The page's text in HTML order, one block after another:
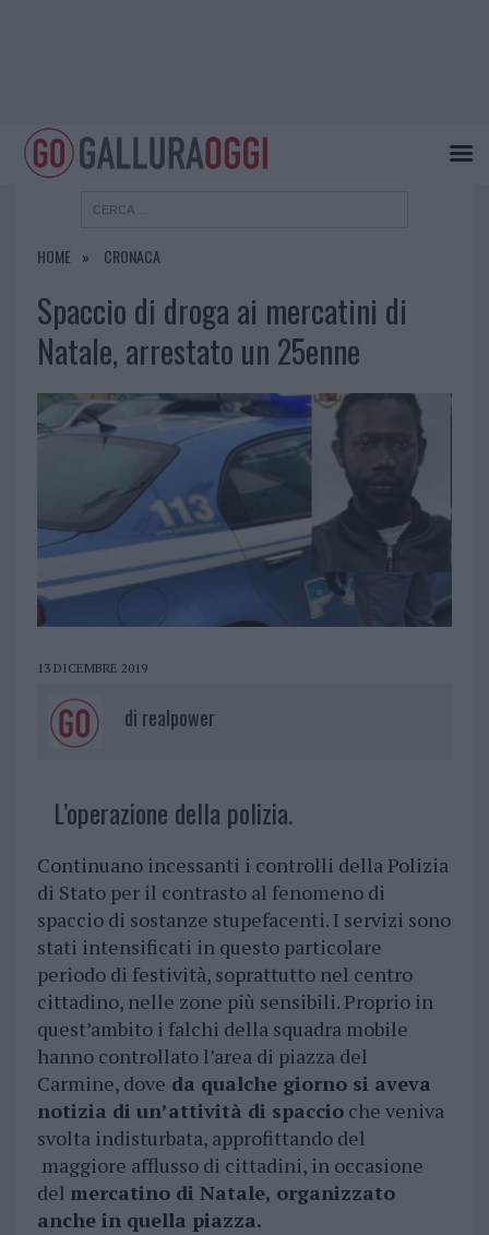
HOME CRONACA
Spaccio di droga ai mercatini di
Natale, arrestato un 25enne
13 DICEMBRE 2019
di realpower
L’operazione della polizia.
Continuano incessanti i controlli della Polizia
di Stato per il contrasto al fenomeno di
spaccio di sostanze stupefacenti. I servizi sono
stati intensificati in questo particolare
periodo di festività, soprattutto nel centro
cittadino, nelle zone più sensibili. Proprio in
quest’ambito i falchi della squadra mobile
hanno controllato l’area di piazza del
Carmine, dove da qualche giorno si aveva
notizia di un’attività di spaccioche veniva
svolta indisturbata, approfittando del
maggiore afflusso di cittadini, in occasione
del mercatino di Natale, organizzato
anche in quella piazza.